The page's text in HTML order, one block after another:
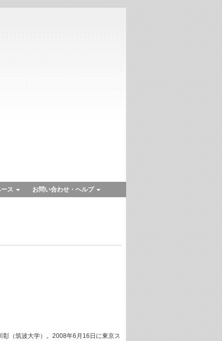
ス お問い合わせ・ヘルプ
（筑波大学）。2008年6月16日に東京ス